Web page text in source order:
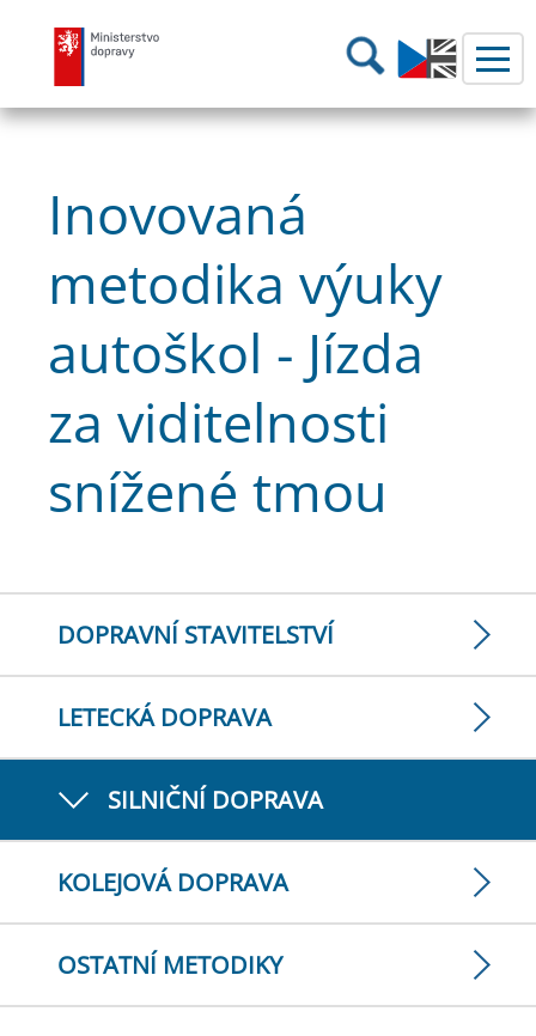
Ministerstvo dopravy Hledání
Inovovaná
metodika výuky
autoškol - Jízda
za viditelnosti
snížené tmou
DOPRAVNÍ STAVITELSTVÍ
LETECKÁ DOPRAVA
SILNIČNÍ DOPRAVA
KOLEJOVÁ DOPRAVA
OSTATNÍ METODIKY